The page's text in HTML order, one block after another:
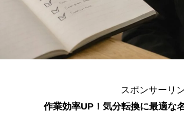
スポンサーリ
作業効率UP！気分転換に最適な